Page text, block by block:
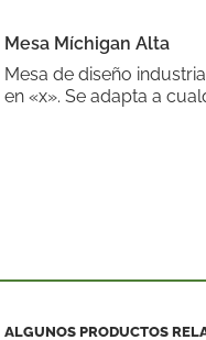
Mesa Míchigan Alta
Mesa de diseño
en «x». Se adapta a
ALGUNOS PRODUCTOS